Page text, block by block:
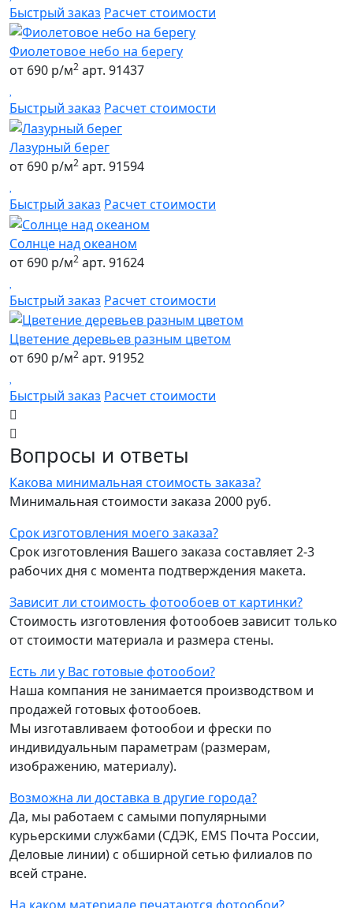
Быстрый заказ Расчет стоимости
Фиолетовое небо на берегу
от 690 р/м2 арт. 91437
Быстрый заказ Расчет стоимости
Лазурный берег
от 690 р/м2 арт. 91594
Быстрый заказ Расчет стоимости
Солнце над океаном
от 690 р/м2 арт. 91624
Быстрый заказ Расчет стоимости
Цветение деревьев разным цветом
от 690 р/м2 арт. 91952
Быстрый заказ Расчет стоимости
Вопросы и ответы
Какова минимальная стоимость заказа?
Минимальная стоимости заказа 2000 руб.
Срок изготовления моего заказа?
Срок изготовления Вашего заказа составляет 2-3
рабочих дня с момента подтверждения макета.
Зависит ли стоимость фотообоев от картинки?
Стоимость изготовления фотообоев зависит только
от стоимости материала и размера стены.
Есть ли у Вас готовые фотообои?
Наша компания не занимается производством и
продажей готовых фотообоев.
Мы изготавливаем фотообои и фрески по
индивидуальным параметрам (размерам,
изображению, материалу).
Возможна ли доставка в другие города?
Да, мы работаем с самыми популярными
курьерскими службами (СДЭК, EMS Почта России,
Деловые линии) с обширной сетью филиалов по
всей стране.